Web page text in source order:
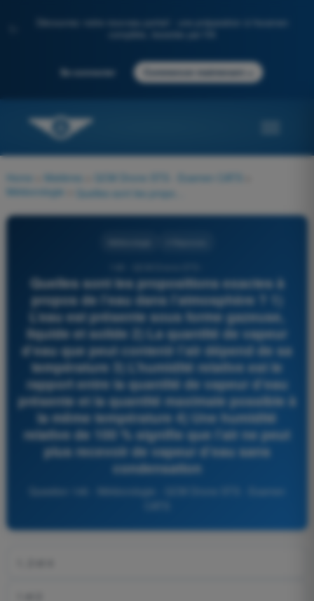
Découvrez notre nouveau portail : une préparation à l'examen
Se connecter Commencer maintenant
Home Matières QCM Drone STS - Examen CATS
Météorologie
Quelles sont les propositions exactes à
propos de l’eau dans l’atmosphère ? 1)
L’eau est présente sous forme gazeuse,
liquide et solide 2) La quantité de vapeur
d’eau que peut contenir l’air dépend de sa
température 3) L’humidité relative est le
rapport entre la quantité de vapeur d’eau
présente et la quantité maximale possible à
la même température 4) Une humidité
relative de 100 % signifie que l’air ne peut
plus recevoir de vapeur d’eau sans
condensation